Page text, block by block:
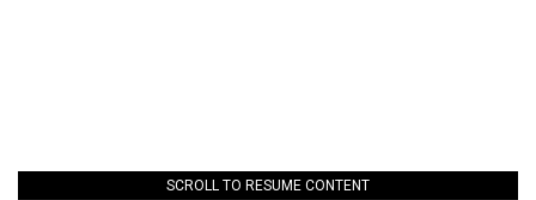
SCROLL TO RESUME CONTENT